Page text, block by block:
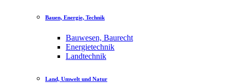
Bauen, Energie, Technik
Bauwesen, Baurecht
Energietechnik
Landtechnik
Land, Umwelt und Natur